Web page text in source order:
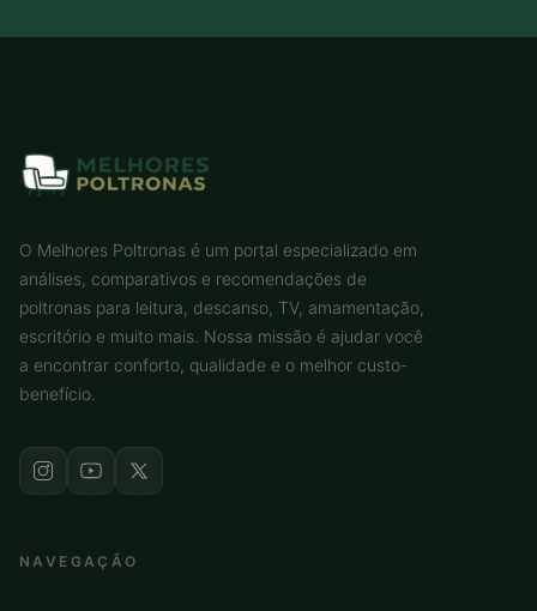
O Melhores Poltronas é um portal especializado em
análises, comparativos e recomendações de
poltronas para leitura, descanso, TV, amamentação,
escritório e muito mais. Nossa missão é ajudar você
a encontrar conforto, qualidade e o melhor custo-
benefício.
NAVEGAÇÃO